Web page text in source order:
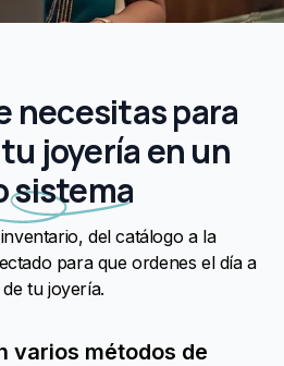
necesitas para
joyería en un
sistema
del catálogo a la
para que ordenes el día a
de tu joyería.
varios métodos de